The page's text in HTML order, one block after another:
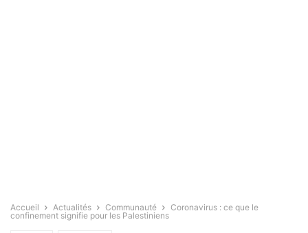
Accueil Actualités Communauté
Coronavirus : ce que le
confinement signifie pour les Palestiniens